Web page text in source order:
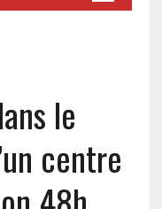
le
centre